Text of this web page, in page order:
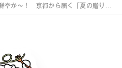
やか～！ 京都から届く「夏の贈りも